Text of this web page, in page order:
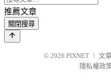
推薦文章
關閉搜尋
© 2026 PIXNET
文
隱私權政